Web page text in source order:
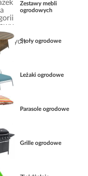
Zestawy mebli
ogrodowych
Stoły ogrodowe
Leżaki ogrodowe
Parasole ogrodowe
Grille ogrodowe